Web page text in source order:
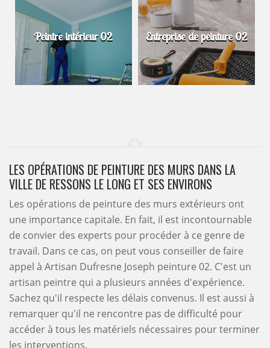
Peintre intérieur 02 Entreprise de peinture 02
LES OPÉRATIONS DE PEINTURE DES MURS DANS LA
VILLE DE RESSONS LE LONG ET SES ENVIRONS
Les opérations de peinture des murs extérieurs ont
une importance capitale. En fait, il est incontournable
de convier des experts pour procéder à ce genre de
travail. Dans ce cas, on peut vous conseiller de faire
appel à Artisan Dufresne Joseph peinture 02. C'est un
artisan peintre qui a plusieurs années d'expérience.
Sachez qu'il respecte les délais convenus. Il est aussi à
remarquer qu'il ne rencontre pas de difficulté pour
accéder à tous les matériels nécessaires pour terminer
les interventions.